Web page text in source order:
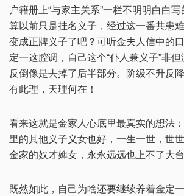
户籍册上“与家主关系”一栏不明明白白写
算以前只是挂名义子，经过这一番共患
变成正牌义子了吧？可听金夫人信中的
定一这腔调，自己这个“仆人兼义子”非但
反倒像是去掉了后半部分。阶级不升反
有此理，天理何在！
看来这就是金家人心底里最真实的想法
里的其他义子义女也好，一生一世，世
金家的奴才婢女，永永远远也上不了大台
既然如此，自己为啥还要继续养着金定